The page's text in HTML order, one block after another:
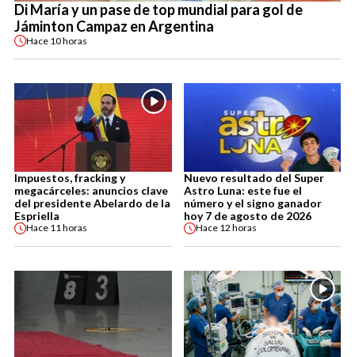
Di María y un pase de top mundial para gol de
Jáminton Campaz en Argentina
Hace 10 horas
Impuestos, fracking y
megacárceles: anuncios clave
del presidente Abelardo de la
Espriella
Hace 11 horas
Nuevo resultado del Super
Astro Luna: este fue el
número y el signo ganador
hoy 7 de agosto de 2026
Hace 12 horas